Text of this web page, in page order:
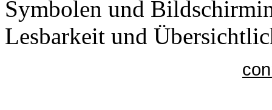
Symbolen und
Lesbarkeit und